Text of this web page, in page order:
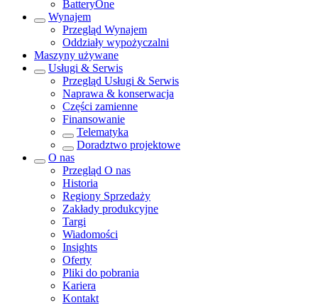
BatteryOne
Wynajem
Przegląd Wynajem
Oddziały wypożyczalni
Maszyny używane
Usługi & Serwis
Przegląd Usługi & Serwis
Naprawa & konserwacja
Części zamienne
Finansowanie
Telematyka
Doradztwo projektowe
O nas
Przegląd O nas
Historia
Regiony Sprzedaży
Zakłady produkcyjne
Targi
Wiadomości
Insights
Oferty
Pliki do pobrania
Kariera
Kontakt